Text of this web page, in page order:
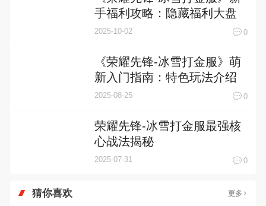
手福利攻略：隐藏福利大盘
点，轻松起步不走弯路！
2025-10-02 0
《荣耀先锋-冰雪打金服》萌
新入门指南：特色玩法介绍
2025-08-25 0
荣耀先锋-冰雪打金服最强核
心战法揭秘
2025-07-31 0
猜你喜欢 更多